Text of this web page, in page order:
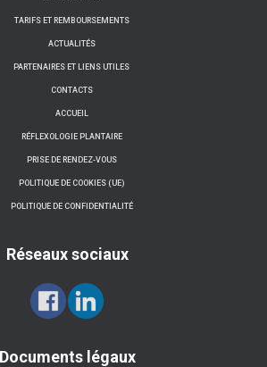
TARIFS ET REMBOURSEMENTS
ACTUALITÉS
PARTENAIRES ET LIENS UTILES
CONTACTS
ACCUEIL
RÉFLEXOLOGIE PLANTAIRE
PRISE DE RENDEZ-VOUS
POLITIQUE DE COOKIES (UE)
POLITIQUE DE CONFIDENTIALITÉ
Réseaux sociaux
Documents légaux